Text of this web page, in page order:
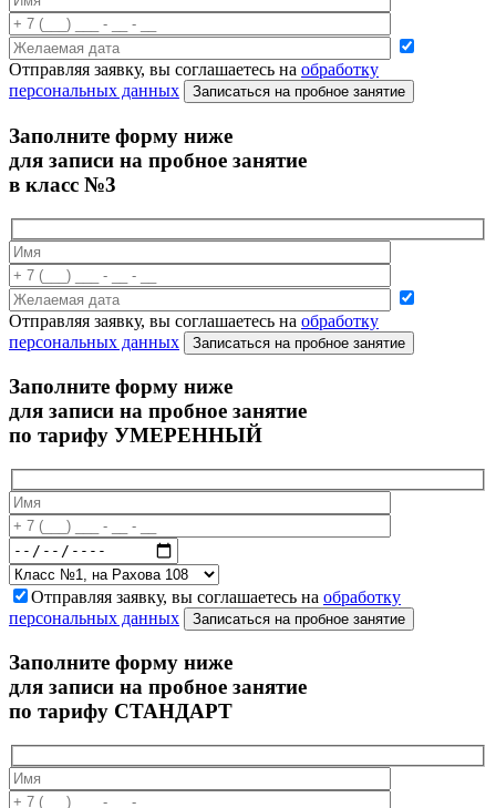
Отправляя заявку, вы соглашаетесь на обработку
персональных данных
Записаться на пробное занятие
Заполните форму ниже
для записи на пробное занятие
в класс №3
Отправляя заявку, вы соглашаетесь на обработку
персональных данных
Записаться на пробное занятие
Заполните форму ниже
для записи на пробное занятие
по тарифу УМЕРЕННЫЙ
Отправляя заявку, вы соглашаетесь на обработку
персональных данных
Записаться на пробное занятие
Заполните форму ниже
для записи на пробное занятие
по тарифу СТАНДАРТ